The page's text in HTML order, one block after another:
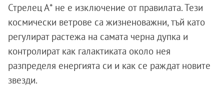
Стрелец А* не е изключение от правилата. Тези
космически ветрове са жизненоважни, тъй като
регулират растежа на самата черна дупка и
контролират как галактиката около нея
разпределя енергията си и как се раждат новите
звезди.